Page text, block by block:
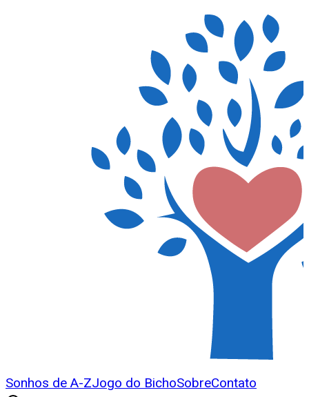
Sonhos de A-ZJogo do BichoSobreContato